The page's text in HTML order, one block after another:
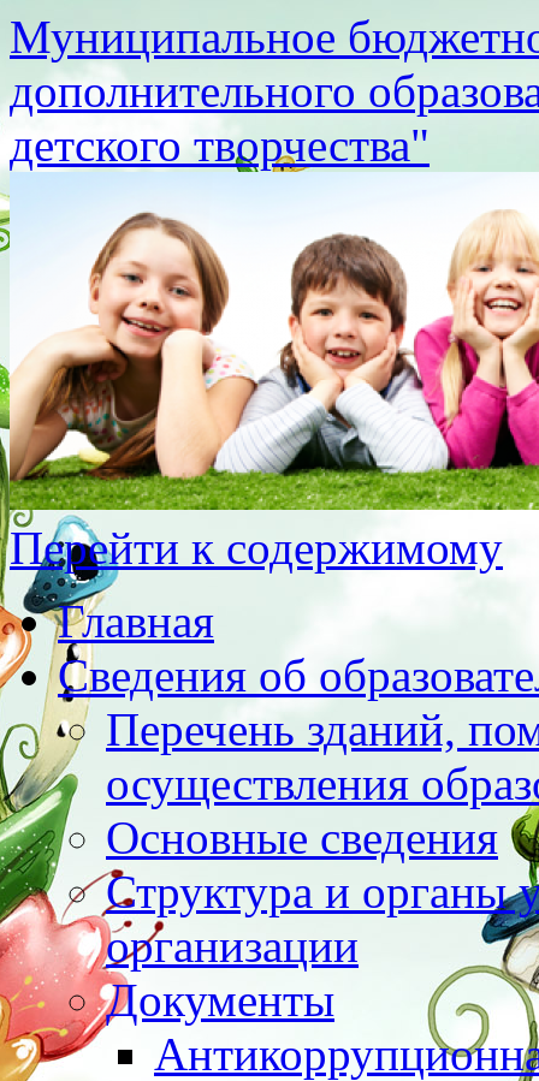
Муниципальное
дополнительного
детского творчества"
Перейти к содержимому
Главная
Сведения об
Перечень зданий,
осуществления
Основные сведения
Структура и органы
организации
Документы